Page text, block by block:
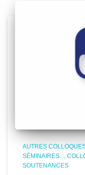
AUTRES
SÉMINAIRES...
SOUTENANCES